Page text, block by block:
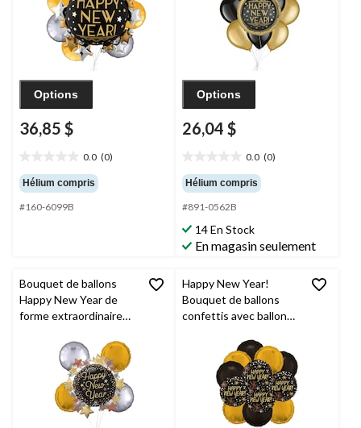
gonflage à l’hélium et
ruban inclus
Options
36,85 $
0.0 (0)
étoile(s)
sur
5.
Hélium compris
#160-6099B
gonflage à l’hélium et
ruban inclus, pour veille
du jour de l’An
Options
26,04 $
0.0 (0)
étoile(s)
sur
5.
Hélium compris
#891-0562B
14 En Stock
En magasin seulement
Bouquet de ballons
Happy New Year de
forme extraordinaire
avec ballons ronds en
aluminium,
doré/argenté, paq. 5,
gonflage à l'hélium et
ruban inclus
Happy New Year!
Bouquet de ballons
confettis avec ballons
noir/doré, paq. 12,
gonflage à l'hélium et
ruban inclus